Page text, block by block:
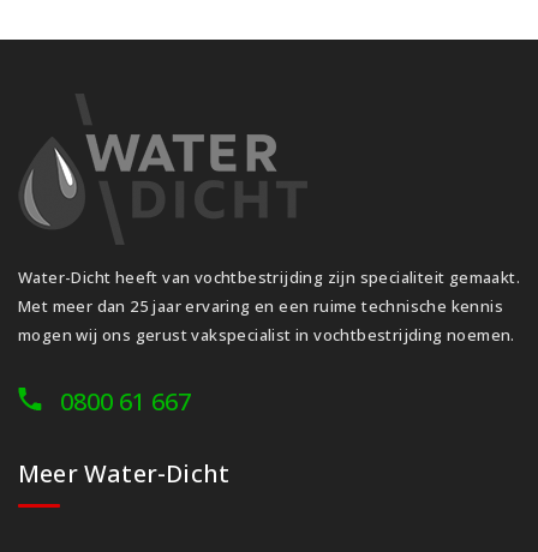
Water-Dicht heeft van vochtbestrijding zijn specialiteit gemaakt.
Met meer dan 25 jaar ervaring en een ruime technische kennis
mogen wij ons gerust vakspecialist in vochtbestrijding noemen.
0800 61 667
Meer Water-Dicht